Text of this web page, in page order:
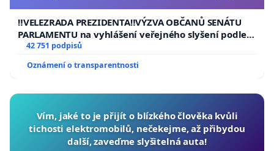
republiky
‼️VELEZRADA PREZIDENTA‼️VÝZVA OBČANŮ SENÁTU
PARLAMENTU na vyhlášení veřejného slyšení podle §
144 jednacího řádu Senátu k návrhu na přijetí
usnesení k podání ústavní žaloby na prezidenta
republiky
42 751 podpisů
Oznámení o transparentnosti
Vím, jaké to je přijít o blízkého člověka kvůli
tichosti elektromobilů, nečekejme, až přibydou
další, zaveďme slyšitelná auta!